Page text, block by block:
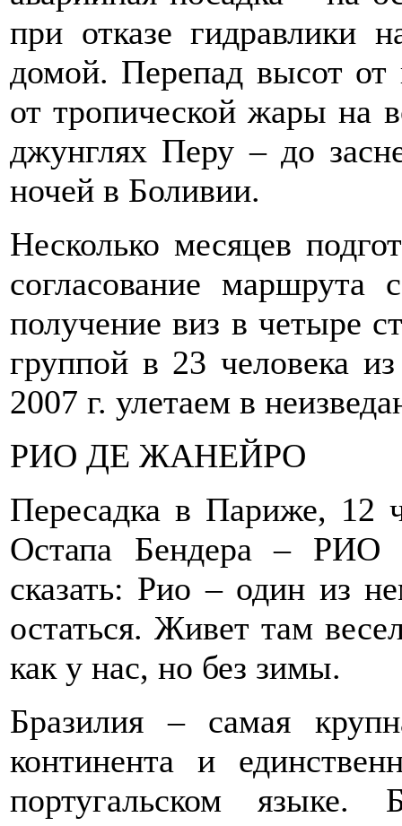
при отказе гидравлики
домой. Перепад высот
от тропической жары на
джунглях Перу – до
ночей в Боливии.
Несколько месяцев
согласование
получение виз в четыре
группой в 23 человека
2007 г. улетаем в
РИО ДЕ ЖАНЕЙРО
Пересадка в Париже, 12
Остапа Бендера –
сказать: Рио – один из
остаться. Живет там
как у нас, но без зимы.
Бразилия – самая
континента и
португальском языке.